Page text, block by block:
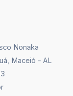
Nonaka
Maceió - AL